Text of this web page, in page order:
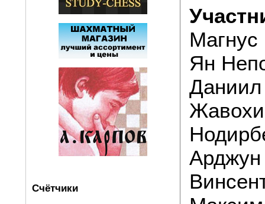
Счётчики
Магнус
Ян
Арджун